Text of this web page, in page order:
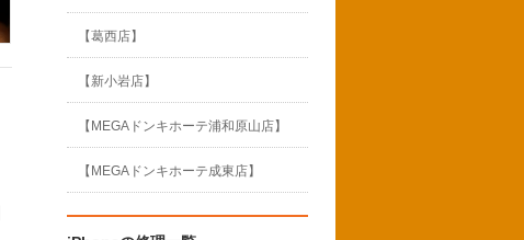
【葛西店】
【新小岩店】
【MEGAドンキホーテ浦和原山店】
【MEGAドンキホーテ成東店】